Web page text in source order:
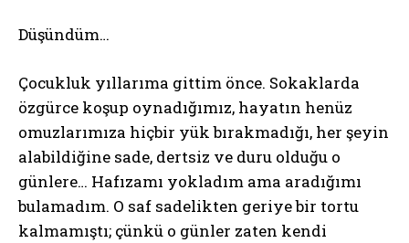
Düşündüm…
Çocukluk yıllarıma gittim önce. Sokaklarda
özgürce koşup oynadığımız, hayatın henüz
omuzlarımıza hiçbir yük bırakmadığı, her şeyin
alabildiğine sade, dertsiz ve duru olduğu o
günlere… Hafızamı yokladım ama aradığımı
bulamadım. O saf sadelikten geriye bir tortu
kalmamıştı; çünkü o günler zaten kendi